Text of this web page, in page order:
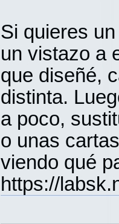
Si quieres
un vistazo a
que diseñé,
distinta.
a poco,
o unas
viendo qué
https://